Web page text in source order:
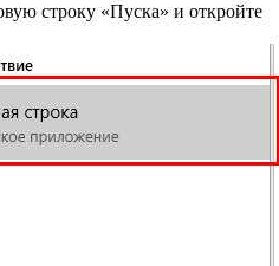
строку «Пуска» и откройте